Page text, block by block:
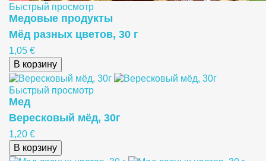
Быстрый просмотр
Медовые продукты
Мёд разных цветов, 30 г
1,05 €
В корзину
Быстрый просмотр
Meд
Вересковый мёд, 30г
1,20 €
В корзину